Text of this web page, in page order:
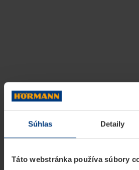
Súhlas Detaily
Táto webstránka používa súbory